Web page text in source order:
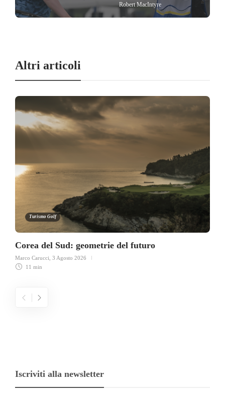
Robert MacIntyre
Altri articoli
Turismo Golf
Corea del Sud: geometrie del futuro
Marco Carucci 3 Agosto 2026
11 min
Iscriviti alla newsletter